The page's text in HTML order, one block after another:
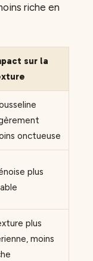
riche en
sur la
onctueuse
plus
plus
moins